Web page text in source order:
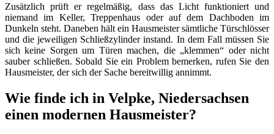
Zusätzlich prüft er regelmäßig, dass das Licht funktioniert und
niemand im Keller, Treppenhaus oder auf dem Dachboden im
Dunkeln steht. Daneben hält ein Hausmeister sämtliche Türschlösser
und die jeweiligen Schließzylinder instand. In dem Fall müssen Sie
sich keine Sorgen um Türen machen, die „klemmen“ oder nicht
sauber schließen. Sobald Sie ein Problem bemerken, rufen Sie den
Hausmeister, der sich der Sache bereitwillig annimmt.
Wie finde ich in Velpke, Niedersachsen
einen modernen Hausmeister?